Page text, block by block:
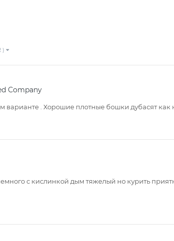
)
Company
. Хорошие плотные бошки дубасят как
с кислинкой дым тяжелый но курить